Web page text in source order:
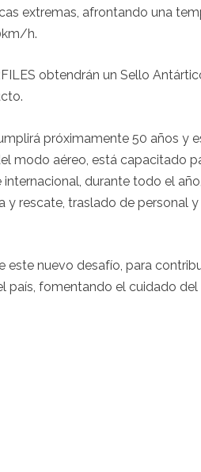
extremas, afrontando una
h.
obtendrán un Sello
próximamente 50 años y
modo aéreo, está capacitado
durante todo el
y rescate, traslado de personal
este nuevo desafío, para
país, fomentando el cuidado